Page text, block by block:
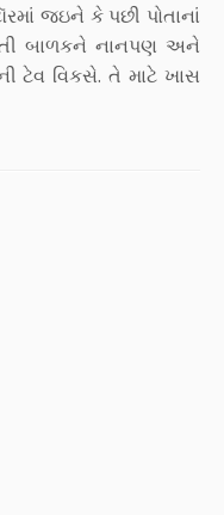
જઇને કે પછી પોતાનાં
બાળકને નાનપણ અને
ટેવ વિકસે. તે માટે ખાસ